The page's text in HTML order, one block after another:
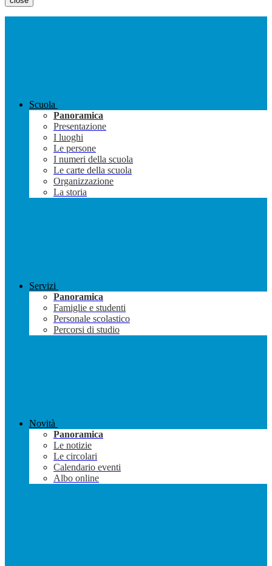
Scuola
Panoramica
Presentazione
I luoghi
Le persone
I numeri della scuola
Le carte della scuola
Organizzazione
La storia
Servizi
Panoramica
Famiglie e studenti
Personale scolastico
Percorsi di studio
Novità
Panoramica
Le notizie
Le circolari
Calendario eventi
Albo online